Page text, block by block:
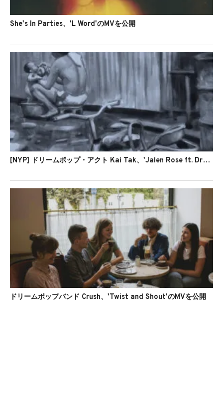
She's In Parties、'L Word'のMVを公開
[NYP] ドリームポップ・アクト Kai Tak、'Jalen Rose ft. Draag'を発表
ドリームポップバンド Crush、'Twist and Shout'のMVを公開